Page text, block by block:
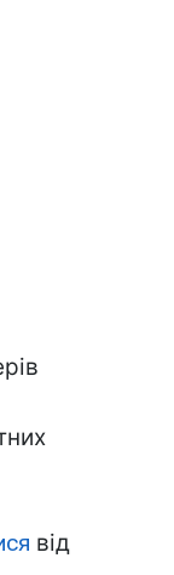
від